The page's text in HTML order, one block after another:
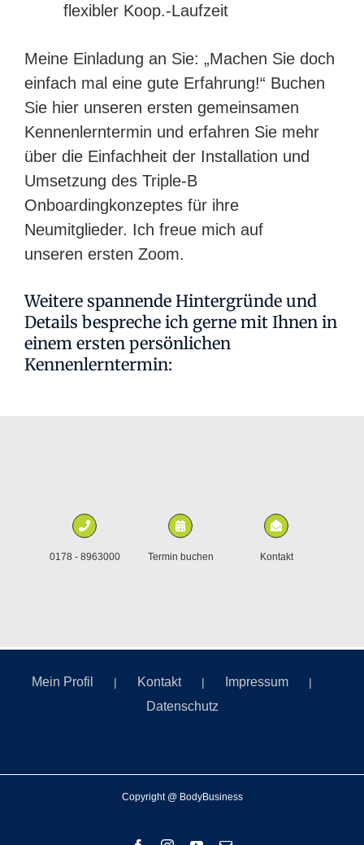
flexibler Koop.-Laufzeit
Meine Einladung an Sie: „Machen Sie doch
einfach mal eine gute Erfahrung!“ Buchen
Sie hier unseren ersten gemeinsamen
Kennenlerntermin und erfahren Sie mehr
über die Einfachheit der Installation und
Umsetzung des Triple-B
Onboardingkonzeptes für ihre
Neumitglieder. Ich freue mich auf
unseren ersten Zoom.
Weitere spannende Hintergründe und
Details bespreche ich gerne mit Ihnen in
einem ersten persönlichen
Kennenlerntermin:
0178 - 8963000 Termin buchen Kontakt
Mein Profil Kontakt
Impressum
Datenschutz
Copyright @ BodyBusiness